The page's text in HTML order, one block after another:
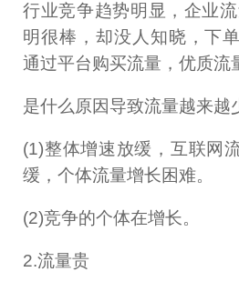
行业竞争趋势明显，企业
明很棒，却没人知晓，下
通过平台购买流量，优质流
是什么原因导致流量越来越
(1)整体增速放缓，互联网
缓，个体流量增长困难。
(2)竞争的个体在增长。
2.流量贵